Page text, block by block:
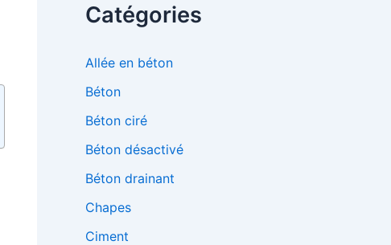
Catégories
Allée en béton
Béton
Béton ciré
Béton désactivé
Béton drainant
Chapes
Ciment